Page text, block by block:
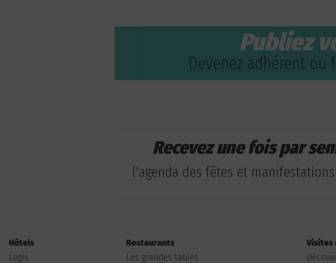
Publiez
Devenez adhérent ou
Recevez une fois par
l'agenda des fêtes et
Hôtels
Logis
Restaurants
Les grandes tables
Visites